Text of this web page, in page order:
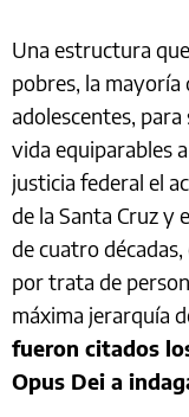
Una estructura
pobres, la mayoría
adolescentes, para
vida equiparables
justicia federal el
de la Santa Cruz y
de cuatro décadas,
por trata de
máxima jerarquía
fueron citados
Opus Dei a